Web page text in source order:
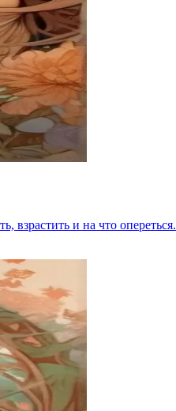
взрастить и на что опереться.